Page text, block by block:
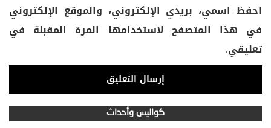
احفظ اسمي، بريدي الإلكتروني، والموقع الإلكتروني
في هذا المتصفح لاستخدامها المرة المقبلة في
تعليقي.
كواليس وأحداث